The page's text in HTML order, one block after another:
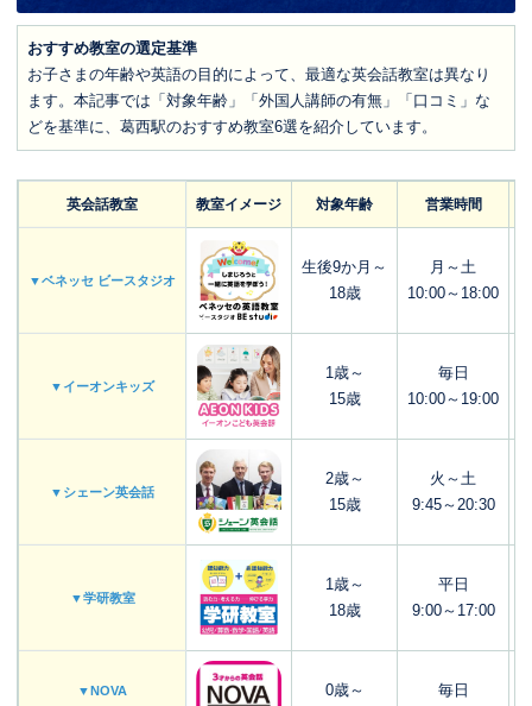
おすすめ教室の選定基準
お子さまの年齢や英語の目的によって、最適な英会話教室は異なり
ます。本記事では「対象年齢」「外国人講師の有無」「口コミ」な
どを基準に、葛西駅のおすすめ教室6選を紹介しています。
英会話教室 教室イメージ 対象年齢 営業時間
▼ベネッセ ビースタジオ
生後9か月～
18歳
月～土
10:00～18:00
▼イーオンキッズ
1歳～
15歳
毎日
10:00～19:00
▼シェーン英会話
2歳～
15歳
火～土
9:45～20:30
▼学研教室
1歳～
18歳
平日
9:00～17:00
▼NOVA
0歳～
毎日